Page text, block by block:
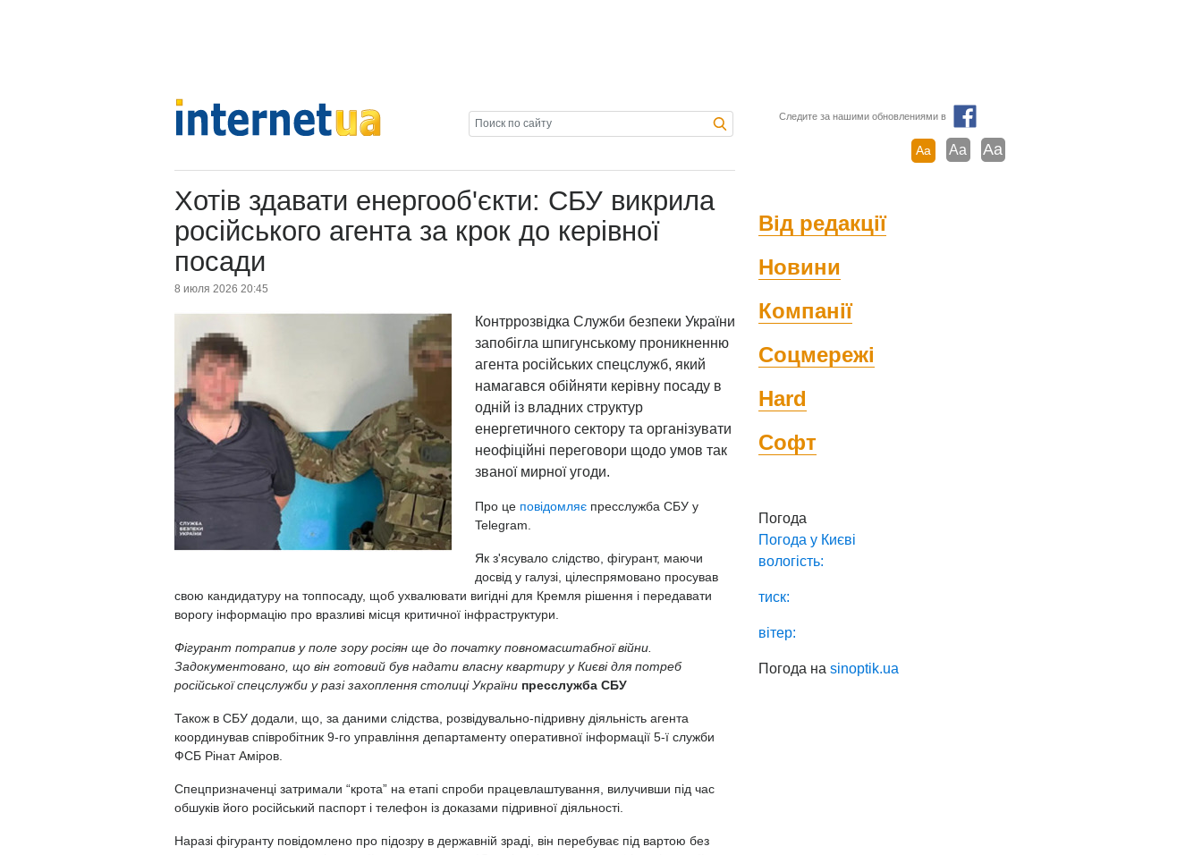
Следите за нашими обновлениями в
Aa Aa Aa
Хотів здавати енергооб'єкти: СБУ викрила
російського агента за крок до керівної
посади
8 июля 2026 20:45
Контррозвідка Служби безпеки України
запобігла шпигунському проникненню
агента російських спецслужб, який
намагався обійняти керівну посаду в
одній із владних структур
енергетичного сектору та організувати
неофіційні переговори щодо умов так
званої мирної угоди.
Про це повідомляє пресслужба СБУ у
Telegram. ⠀
Як з'ясувало слідство, фігурант, маючи
досвід у галузі, цілеспрямовано просував
свою кандидатуру на топпосаду, щоб ухвалювати вигідні для Кремля рішення і передавати
ворогу інформацію про вразливі місця критичної інфраструктури. ⠀
Фігурант потрапив у поле зору росіян ще до початку повномасштабної війни.
Задокументовано, що він готовий був надати власну квартиру у Києві для потреб
російської спецслужби у разі захоплення столиці України пресслужба СБУ
Також в СБУ додали, що, за даними слідства, розвідувально-підривну діяльність агента
координував співробітник 9-го управління департаменту оперативної інформації 5-ї служби
ФСБ Рінат Аміров. ⠀
Спецпризначенці затримали “крота” на етапі спроби працевлаштування, вилучивши під час
обшуків його російський паспорт і телефон із доказами підривної діяльності. ⠀
Наразі фігуранту повідомлено про підозру в державній зраді, він перебуває під вартою без
Від редакції
Новини
Компанії
Соцмережі
Hard
Софт
Погода
Погода у Києві
вологість:
тиск:
вітер:
Погода наsinoptik.ua